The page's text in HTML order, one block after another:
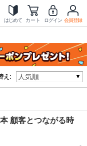
はじめて カート ログイン 会員登録
え:
顧客とつながる時